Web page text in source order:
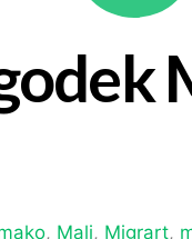
, Mali, Migrart,